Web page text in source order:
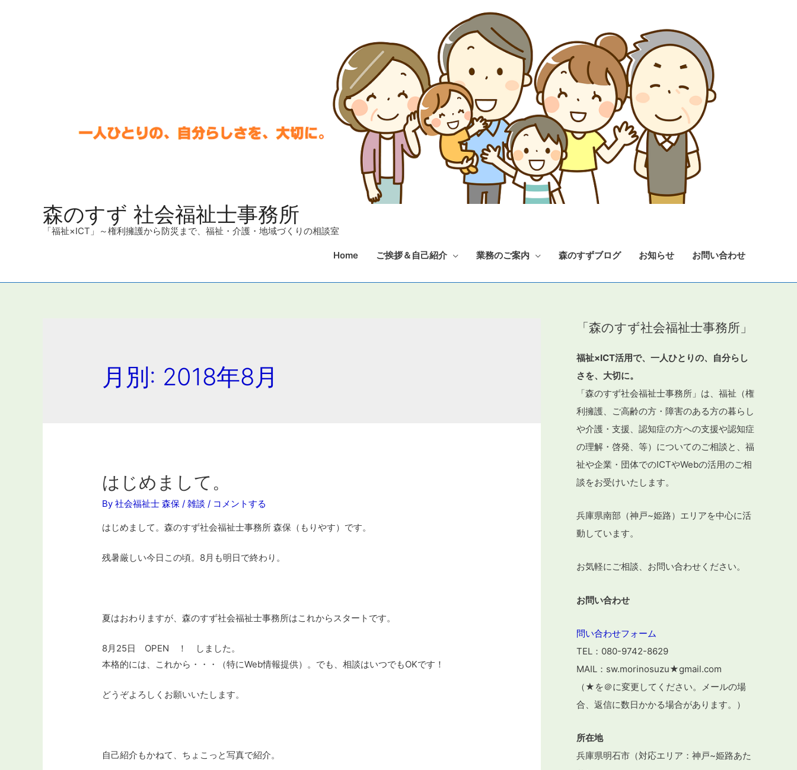
森のすず 社会福祉士事務所
「福祉×ICT」～権利擁護から防災まで、福祉・介護・地域づくりの相談室
Home ご挨拶＆自己紹介 業務のご案内 森のすずブログ お知らせ お問い合わせ
月別: 2018年8月
はじめまして。
By社会福祉士 森保 /雑談 / コメントする
はじめまして。森のすず社会福祉士事務所 森保（もりやす）です。
残暑厳しい今日この頃。8月も明日で終わり。
夏はおわりますが、森のすず社会福祉士事務所はこれからスタートです。
8月25日 OPEN ！ しました。
本格的には、これから・・・（特にWeb情報提供）。でも、相談はいつでもOKです！
どうぞよろしくお願いいたします。
自己紹介もかねて、ちょこっと写真で紹介。
「森のすず社会福祉士事務所」
福祉×ICT活用で、一人ひとりの、自分らし
さを、大切に。
「森のすず社会福祉士事務所」は、福祉（権
利擁護、ご高齢の方・障害のある方の暮らし
や介護・支援、認知症の方への支援や認知症
の理解・啓発、等）についてのご相談と、福
祉や企業・団体でのICTやWebの活用のご相
談をお受けいたします。
兵庫県南部（神戸~姫路）エリアを中心に活
動しています。
お気軽にご相談、お問い合わせください。
お問い合わせ
問い合わせフォーム
TEL：080-9742-8629
MAIL：sw.morinosuzu★gmail.com
（★を＠に変更してください。メールの場
合、返信に数日かかる場合があります。）
所在地
兵庫県明石市（対応エリア：神戸~姫路あた